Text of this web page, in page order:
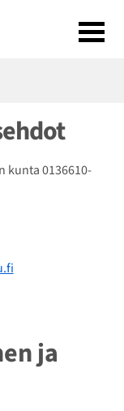
LAAJENNA
TASON
kunta 0136610-
ja